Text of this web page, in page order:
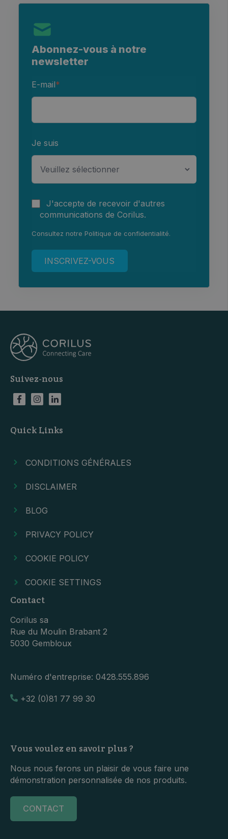
Abonnez-vous à notre
newsletter
E-mail*
Je suis
J'accepte de recevoir d'autres
communications de Corilus.
Consultez notre Politique de confidentialité.
Suivez-nous
Quick Links
CONDITIONS GÉNÉRALES
DISCLAIMER
BLOG
PRIVACY POLICY
COOKIE POLICY
COOKIE SETTINGS
Contact
Corilus sa
Rue du Moulin Brabant 2
5030 Gembloux
Numéro d'entreprise: 0428.555.896
+32 (0)81 77 99 30
Vous voulez en savoir plus ?
Nous nous ferons un plaisir de vous faire une
démonstration personnalisée de nos produits.
CONTACT